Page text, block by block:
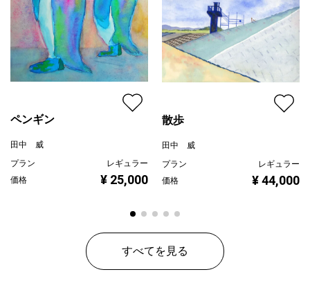
ペンギン
田中 威
プラン
レギュラー
価格
¥ 25,000
散歩
田中 威
プラン
レギュラー
価格
¥ 44,000
すべてを見る